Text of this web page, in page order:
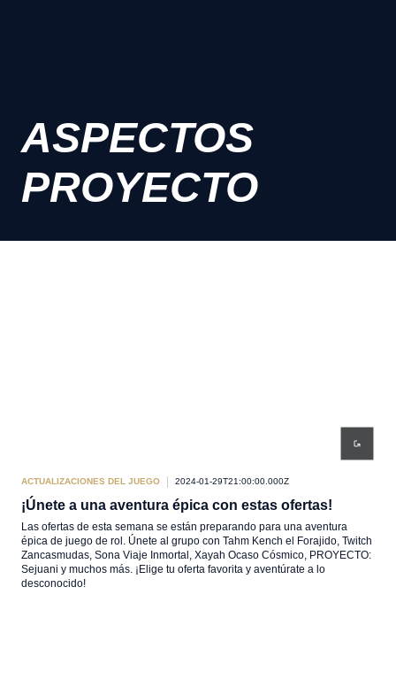
ASPECTOS
PROYECTO
ACTUALIZACIONES DEL JUEGO 2024-01-29T21:00:00.000Z
¡Únete a una aventura épica con estas ofertas!
Las ofertas de esta semana se están preparando para una aventura
épica de juego de rol. Únete al grupo con Tahm Kench el Forajido, Twitch
Zancasmudas, Sona Viaje Inmortal, Xayah Ocaso Cósmico, PROYECTO:
Sejuani y muchos más. ¡Elige tu oferta favorita y aventúrate a lo
desconocido!